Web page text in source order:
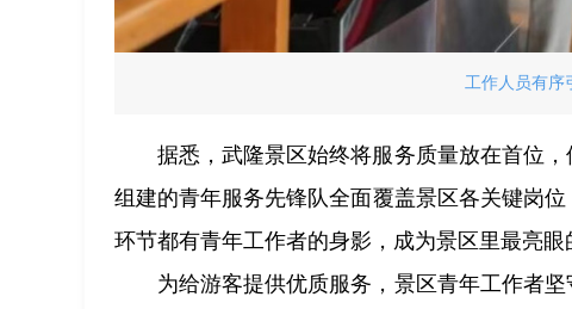
工作人员有序
据悉，武隆景区始终将服务质量放在首位
组建的青年服务先锋队全面覆盖景区各关键岗
环节都有青年工作者的身影，成为景区里最亮眼
为给游客提供优质服务，景区青年工作者